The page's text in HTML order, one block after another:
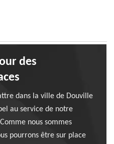
des
dans la ville de Douville
au service de notre
nous sommes
pourrons être sur place